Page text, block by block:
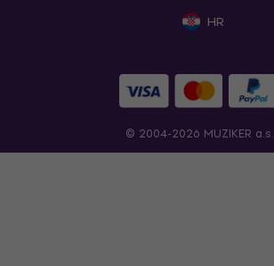
HR
© 2004-2026 MUZIKER a.s.